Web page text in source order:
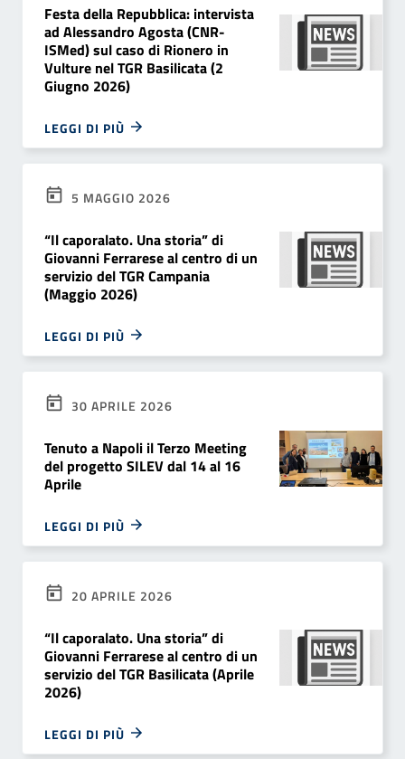
Festa della Repubblica: intervista
ad Alessandro Agosta (CNR-
ISMed) sul caso di Rionero in
Vulture nel TGR Basilicata (2
Giugno 2026)
LEGGI DI PIÙ
5 MAGGIO 2026
“Il caporalato. Una storia” di
Giovanni Ferrarese al centro di un
servizio del TGR Campania
(Maggio 2026)
LEGGI DI PIÙ
30 APRILE 2026
Tenuto a Napoli il Terzo Meeting
del progetto SILEV dal 14 al 16
Aprile
LEGGI DI PIÙ
20 APRILE 2026
“Il caporalato. Una storia” di
Giovanni Ferrarese al centro di un
servizio del TGR Basilicata (Aprile
2026)
LEGGI DI PIÙ